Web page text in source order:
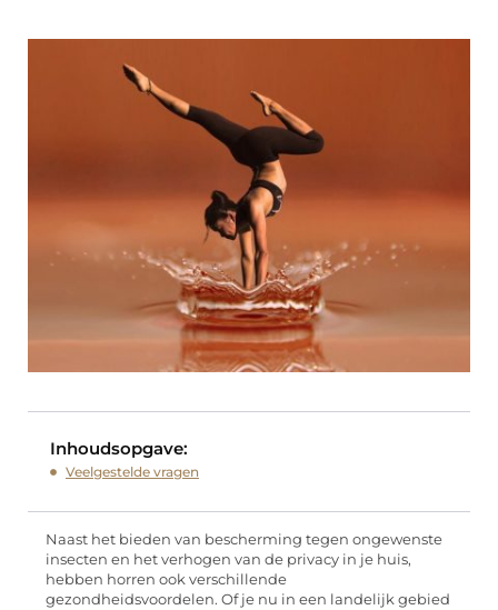
Inhoudsopgave:
Veelgestelde vragen
Naast het bieden van bescherming tegen ongewenste
insecten en het verhogen van de privacy in je huis,
hebben horren ook verschillende
gezondheidsvoordelen. Of je nu in een landelijk gebied